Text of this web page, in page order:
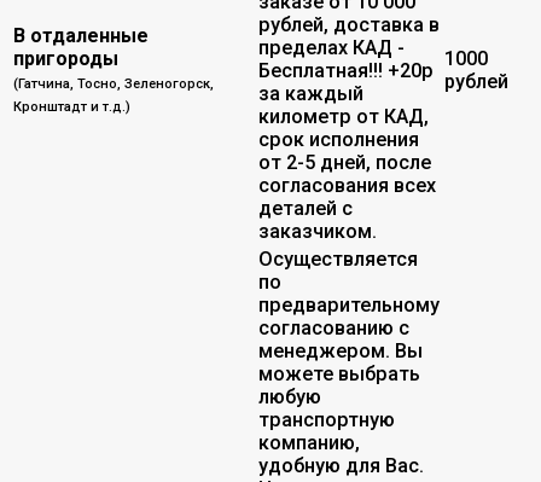
В отдаленные
пригороды
(Гатчина, Тосно, Зеленогорск,
Кронштадт и т.д.)
рублей, доставка в
пределах КАД -
Бесплатная!!! +20р
за каждый
километр от КАД,
срок исполнения
от 2-5 дней, после
согласования всех
деталей с
заказчиком.
1000
рублей
Осуществляется
по
предварительному
согласованию с
менеджером. Вы
можете выбрать
любую
транспортную
компанию,
удобную для Вас.